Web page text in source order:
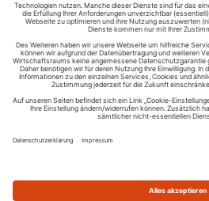
Ihren RSS-Feed veröffentlichen
RSS-Verzeichnis.de © 2003-2026
Impressum
Kontakt
Datenschutzinformation
Cookie-Einstellungen